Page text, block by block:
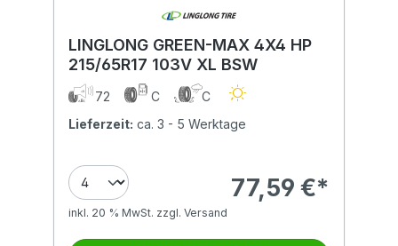
LINGLONG GREEN-MAX 4X4 HP
215/65R17 103V XL BSW
72 C
C
Lieferzeit: ca. 3 - 5 Werktage
77,59 €*
inkl. 20 % MwSt. zzgl. Versand